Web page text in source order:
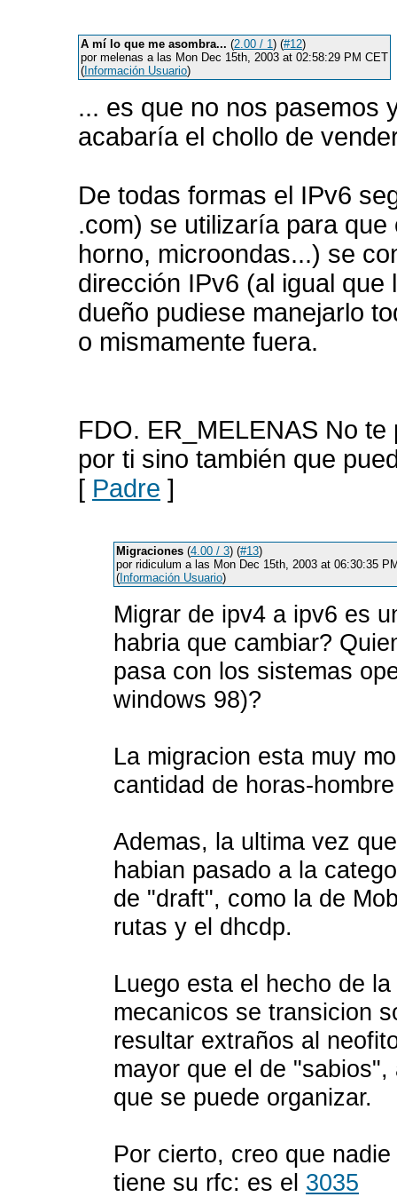
A mí lo que me asombra... (2.00 / 1) (#12)
por melenas a las Mon Dec 15th, 2003 at 02:58:29 PM CET
( Información Usuario)
... es que no nos pasemos
acabaría el chollo de
De todas formas el IPv6
.com) se utilizaría para
horno, microondas...) se
dirección IPv6 (al igual
dueño pudiese manejarlo
o mismamente fuera.
FDO. ER_MELENAS No
por ti sino también que
[ Padre ]
Migraciones (4.00 / 3) (#13)
por ridiculum a las Mon Dec 15th, 2003 at 06:30:35
( Información Usuario)
Migrar de ipv4 a ipv6 es
habria que cambiar?
pasa con los sistemas
windows 98)?
La migracion esta muy
cantidad de horas-
Ademas, la ultima vez
habian pasado a la
de "draft", como la de
rutas y el dhcdp.
Luego esta el hecho de
mecanicos se transicion
resultar extraños al
mayor que el de
que se puede organizar.
Por cierto, creo que
tiene su rfc: es el 3035